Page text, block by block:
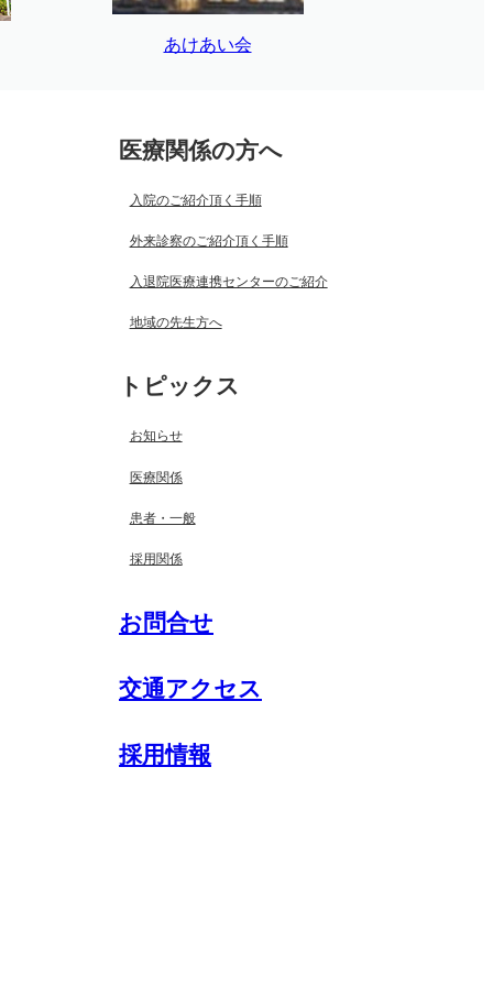
あけあい会
医療関係の方へ
入院のご紹介頂く手順
外来診察のご紹介頂く手順
入退院医療連携センターのご紹介
地域の先生方へ
トピックス
お知らせ
医療関係
患者・一般
採用関係
お問合せ
交通アクセス
採用情報